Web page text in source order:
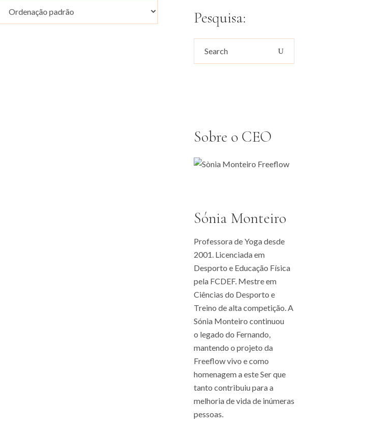
Pesquisa:
Search
for:
Sobre o CEO
Sónia Monteiro
Professora de Yoga desde
2001. Licenciada em
Desporto e Educação Física
pela FCDEF. Mestre em
Ciências do Desporto e
Treino de alta competição. A
Sónia Monteiro continuou
o legado do Fernando,
mantendo o projeto da
Freeflow vivo e como
homenagem a este Ser que
tanto contribuiu para a
melhoria de vida de inúmeras
pessoas.